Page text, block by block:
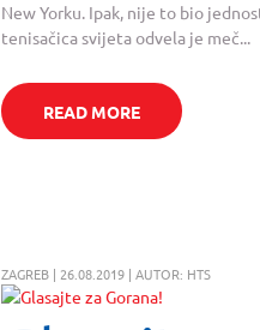
New Yorku. Ipak, nije to bio
tenisačica svijeta odvela je meč...
READ MORE
ZAGREB | 26.08.2019 | AUTOR: HTS